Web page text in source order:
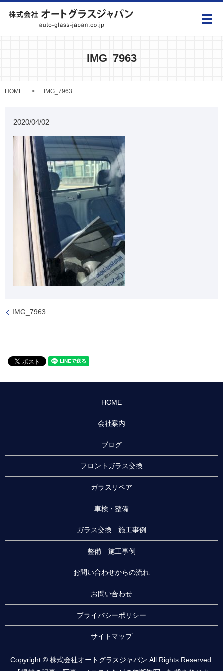
メ
IMG_7963
HOME IMG_7963
2020/04/02
IMG_7963
HOME
会社案内
ブログ
フロントガラス交換
ガラスリペア
車検・整備
ガラス交換 施工事例
整備 施工事例
お問い合わせからの流れ
お問い合わせ
プライバシーポリシー
サイトマップ
Copyright © 株式会社オートグラスジャパン All Rights Reserved.